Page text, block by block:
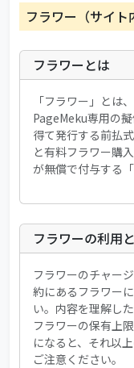
フラワー（サイ
フラワーとは
「フラワー」とは
PageMeku専用の
得て発行する前払
と有料フラワー購
が無償で付与する
フラワーの利用
フラワーのチャー
約にあるフラワー
い。内容を理解し
フラワーの保有上
になると、それ以
ご注意ください。